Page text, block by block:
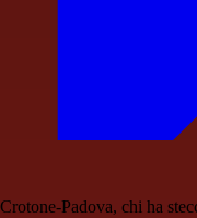
Crotone-Padova, chi ha